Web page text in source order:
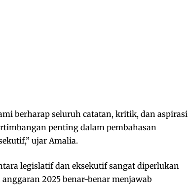
berharap seluruh catatan, kritik, dan aspirasi
penting dalam pembahasan
ujar Amalia.
legislatif dan eksekutif sangat diperlukan
2025 benar-benar menjawab